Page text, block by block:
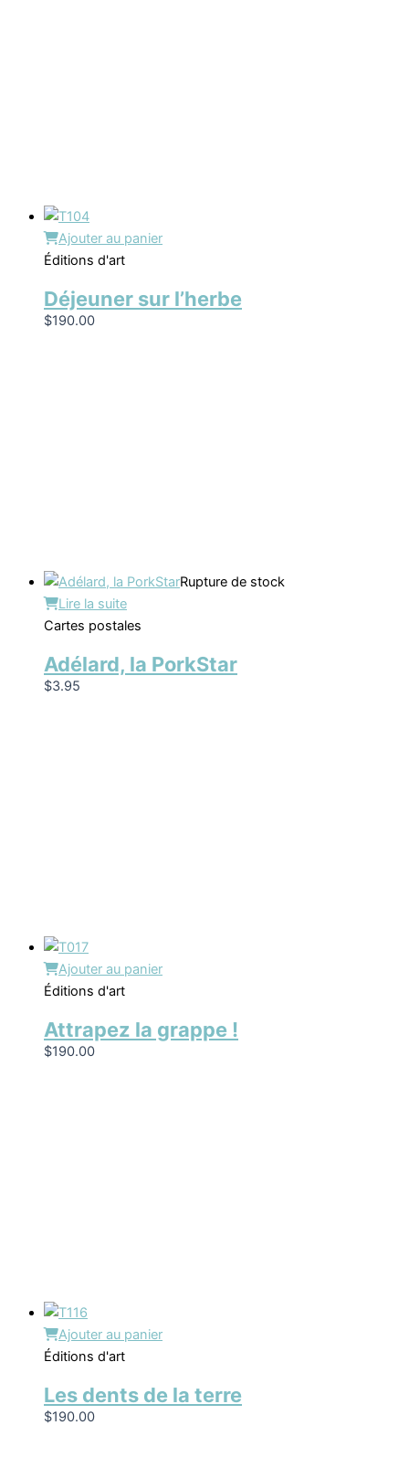
Ajouter au panier
Éditions d'art
Déjeuner sur l’herbe
$190.00
Rupture de stock
Lire la suite
Cartes postales
Adélard, la PorkStar
$3.95
Ajouter au panier
Éditions d'art
Attrapez la grappe !
$190.00
Ajouter au panier
Éditions d'art
Les dents de la terre
$190.00